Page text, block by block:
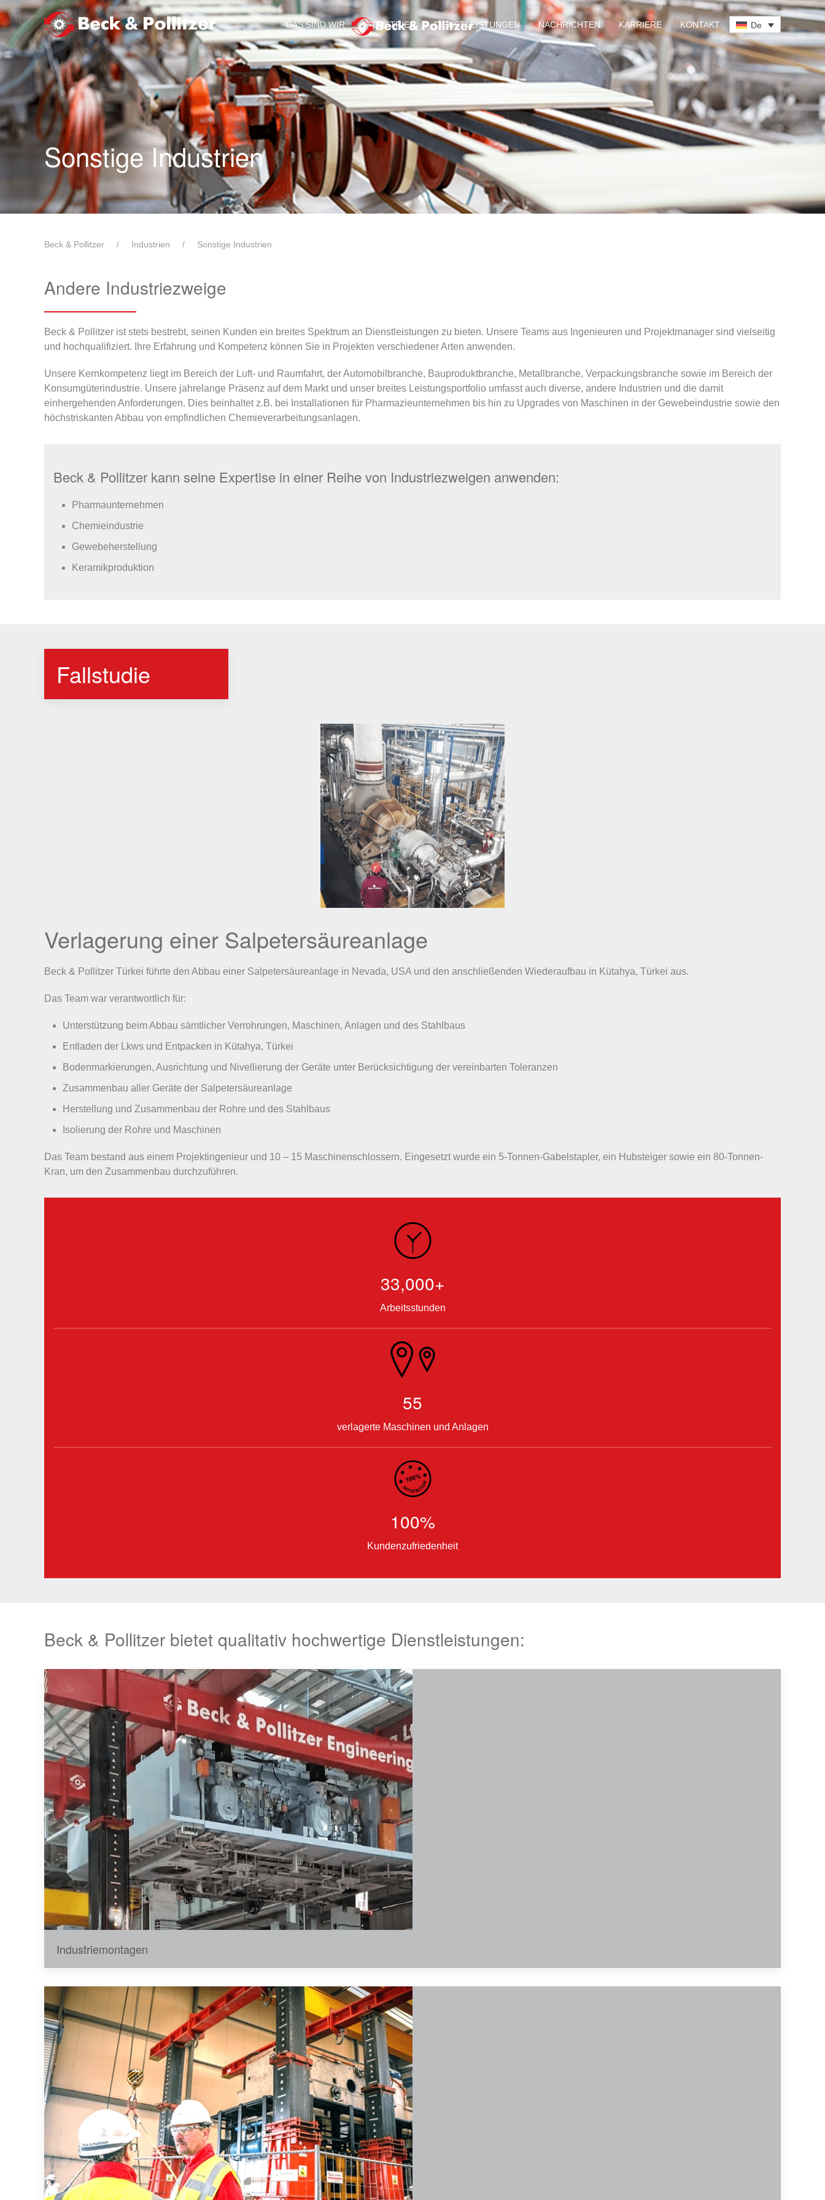
Zum Hauptinhalt springen
DAS SIND WIR INDUSTRIEN DIENSTLEISTUNGEN NACHRICHTEN KARRIERE KONTAKT De
Sonstige Industrien
Beck & Pollitzer Industrien Sonstige Industrien
Andere Industriezweige
Beck & Pollitzer ist stets bestrebt, seinen Kunden ein breites Spektrum an Dienstleistungen zu bieten. Unsere Teams aus Ingenieuren und Projektmanager sind vielseitig
und hochqualifiziert. Ihre Erfahrung und Kompetenz können Sie in Projekten verschiedener Arten anwenden.
Unsere Kernkompetenz liegt im Bereich der Luft- und Raumfahrt, der Automobilbranche, Bauproduktbranche, Metallbranche, Verpackungsbranche sowie im Bereich der
Konsumgüterindustrie. Unsere jahrelange Präsenz auf dem Markt und unser breites Leistungsportfolio umfasst auch diverse, andere Industrien und die damit
einhergehenden Anforderungen. Dies beinhaltet z.B. bei Installationen für Pharmazieunternehmen bis hin zu Upgrades von Maschinen in der Gewebeindustrie sowie den
höchstriskanten Abbau von empfindlichen Chemieverarbeitungsanlagen.
Beck & Pollitzer kann seine Expertise in einer Reihe von Industriezweigen anwenden:
Pharmaunternehmen
Chemieindustrie
Gewebeherstellung
Keramikproduktion
Fallstudie
Verlagerung einer Salpetersäureanlage
Beck & Pollitzer Türkei führte den Abbau einer Salpetersäureanlage in Nevada, USA und den anschließenden Wiederaufbau in Kütahya, Türkei aus.
Das Team war verantwortlich für:
Unterstützung beim Abbau sämtlicher Verrohrungen, Maschinen, Anlagen und des Stahlbaus
Entladen der Lkws und Entpacken in Kütahya, Türkei
Bodenmarkierungen, Ausrichtung und Nivellierung der Geräte unter Berücksichtigung der vereinbarten Toleranzen
Zusammenbau aller Geräte der Salpetersäureanlage
Herstellung und Zusammenbau der Rohre und des Stahlbaus
Isolierung der Rohre und Maschinen
Das Team bestand aus einem Projektingenieur und 10 – 15 Maschinenschlossern. Eingesetzt wurde ein 5-Tonnen-Gabelstapler, ein Hubsteiger sowie ein 80-Tonnen-
Kran, um den Zusammenbau durchzuführen.
33,000+
Arbeitsstunden
55
verlagerte Maschinen und Anlagen
100%
Kundenzufriedenheit
Beck & Pollitzer bietet qualitativ hochwertige Dienstleistungen:
Industriemontagen